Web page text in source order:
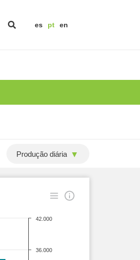
es pt en
Produção diária
36.000
42.000